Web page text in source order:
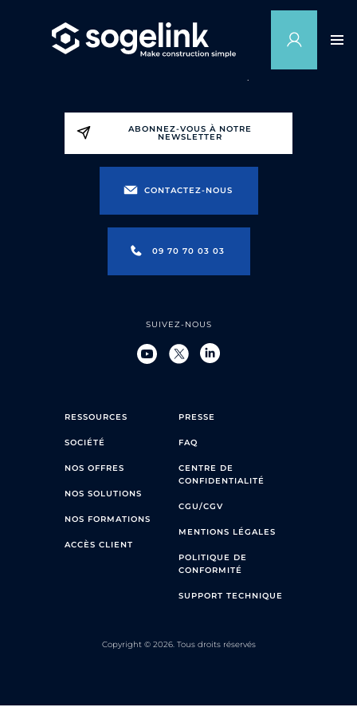
ABONNEZ-VOUS À NOTRE
NEWSLETTER
CONTACTEZ-NOUS
09 70 70 03 03
SUIVEZ-NOUS
RESSOURCES
SOCIÉTÉ
NOS OFFRES
NOS SOLUTIONS
NOS FORMATIONS
ACCÈS CLIENT
PRESSE
FAQ
CENTRE DE
CONFIDENTIALITÉ
CGU/CGV
MENTIONS LÉGALES
POLITIQUE DE
CONFORMITÉ
SUPPORT TECHNIQUE
Copyright © 2026. Tous droits réservés